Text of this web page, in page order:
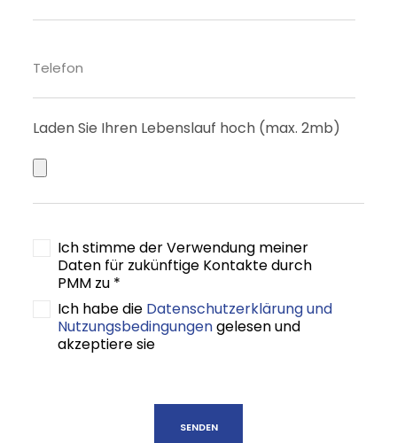
Laden Sie Ihren Lebenslauf hoch (max. 2mb)
Ich stimme der Verwendung meiner
Daten für zukünftige Kontakte durch
PMM zu *
Ich habe die Datenschutzerklärung und
Nutzungsbedingungengelesen und
akzeptiere sie